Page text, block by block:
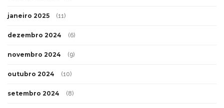
janeiro 2025 (11)
dezembro 2024 (6)
novembro 2024 (9)
outubro 2024 (10)
setembro 2024 (8)